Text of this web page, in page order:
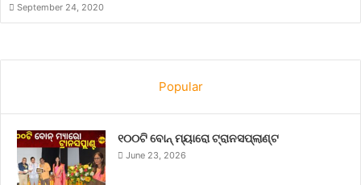
September 24, 2020
Popular
୧୦୦ଟି ବୋନ୍ ମ୍ୟାରୋ ଟ୍ରାନସପ୍ଲାଣ୍ଟ
June 23, 2026